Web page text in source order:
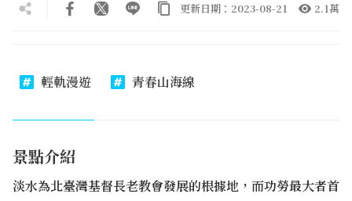
更新日期：2023-08-21 2.1萬
輕軌漫遊 青春山海線
景點介紹
淡水為北臺灣基督長老教會發展的根據地，而功勞最大者首